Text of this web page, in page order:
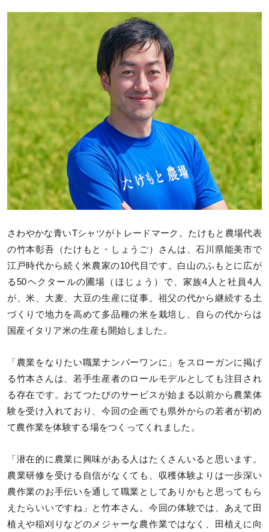
さわやかな青いTシャツがトレードマーク。たけもと農場代表
の竹本彰吾（たけもと・しょうご）さんは、石川県能美市で
江戸時代から続く米農家の10代目です。白山のふもとに広が
る50ヘクタールの圃場（ほじょう）で、家族4人と社員4人
が、米、大麦、大豆の生産に従事。祖父の代から継続する土
づくりで地力を高めて多品種の米を栽培し、自らの代からは
国産イタリア米の生産も開始しました。
「農業をなりたい職業ナンバーワンに」をスローガンに掲げ
る竹本さんは、若手生産者のロールモデルとしても注目され
る存在です。おてつたびのサービスが始まる以前から農業体
験を受け入れており、今回の企画でも県外からの若者が初め
て農作業を体験する場をつくってくれました。
「潜在的に農業に興味がある人はたくさんいると思います。
農業研修を受ける自信がなくても、収穫体験よりは一歩深い
農作業のお手伝いを通して職業としてありかもと思ってもら
えたらいいですね」と竹本さん。今回の体験では、あえて田
植えや稲刈りなどのメジャーな農作業ではなく、田植えに向